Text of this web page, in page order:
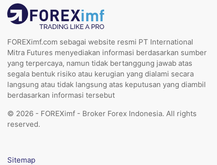
FOREXimf.com sebagai website resmi PT International
Mitra Futures menyediakan informasi berdasarkan sumber
yang terpercaya, namun tidak bertanggung jawab atas
segala bentuk risiko atau kerugian yang dialami secara
langsung atau tidak langsung atas keputusan yang diambil
berdasarkan informasi tersebut
© 2026 - FOREXimf - Broker Forex Indonesia. All rights
reserved.
Sitemap